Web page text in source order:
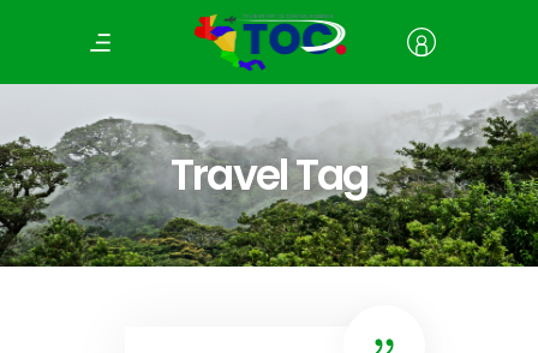
Travel Tag